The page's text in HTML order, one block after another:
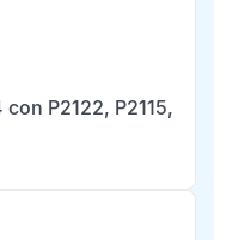
P2122, P2115,